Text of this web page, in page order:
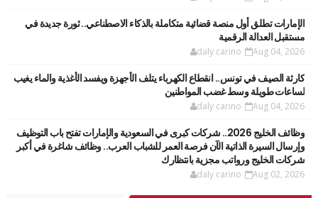
الإمارات تطلق أول منصة قضائية متكاملة بالذكاء الاصطناعي.. ثورة جديدة في
مستقبل العدالة الرقمية
daly carino Aug 04, 2026
كارثة الصيف في تونس.. انقطاع الكهرباء يتلف الأجهزة ويفسد الأغذية والماء يغيب
لساعات طويلة وسط غضب المواطنين
daly carino Aug 04, 2026
وظائف الخليج 2026.. شركات كبرى في السعودية والإمارات تفتح باب التوظيف
وإرسال السيرة الذاتية الآن فرصة العمر للشباب العرب.. وظائف شاغرة في أكبر
شركات الخليج ورواتب مجزية بانتظارك
daly carino Aug 02, 2026